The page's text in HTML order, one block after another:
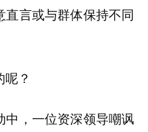
直言或与群体保持不同
？
中，一位资深领导嘲讽